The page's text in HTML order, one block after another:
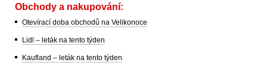
Obchody a nakupování:
Otevírací doba obchodů na Velikonoce
Lidl – leták na tento týden
Kaufland – leták na tento týden